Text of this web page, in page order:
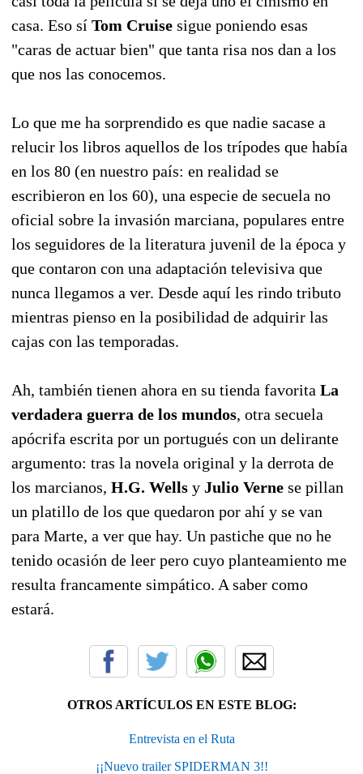
casa. Eso sí Tom Cruise sigue poniendo esas
"caras de actuar bien" que tanta risa nos dan a los
que nos las conocemos.
Lo que me ha sorprendido es que nadie sacase a
relucir los libros aquellos de los trípodes que había
en los 80 (en nuestro país: en realidad se
escribieron en los 60), una especie de secuela no
oficial sobre la invasión marciana, populares entre
los seguidores de la literatura juvenil de la época y
que contaron con una adaptación televisiva que
nunca llegamos a ver. Desde aquí les rindo tributo
mientras pienso en la posibilidad de adquirir las
cajas con las temporadas.
Ah, también tienen ahora en su tienda favorita La
verdadera guerra de los mundos, otra secuela
apócrifa escrita por un portugués con un delirante
argumento: tras la novela original y la derrota de
los marcianos, H.G. Wells y Julio Verne se pillan
un platillo de los que quedaron por ahí y se van
para Marte, a ver que hay. Un pastiche que no he
tenido ocasión de leer pero cuyo planteamiento me
resulta francamente simpático. A saber como
estará.
OTROS ARTÍCULOS EN ESTE BLOG:
Entrevista en el Ruta
¡¡Nuevo trailer SPIDERMAN 3!!